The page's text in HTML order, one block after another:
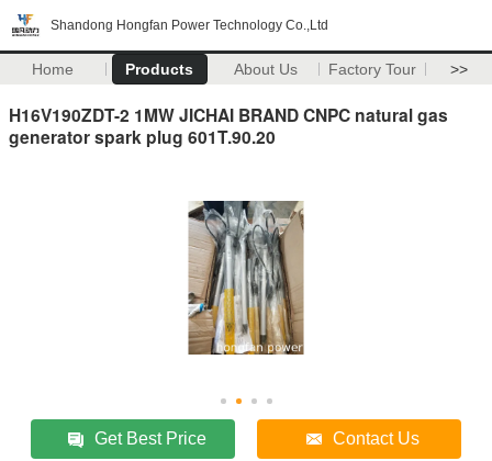
Shandong Hongfan Power Technology Co.,Ltd
Home Products About Us Factory Tour >>
H16V190ZDT-2 1MW JICHAI BRAND CNPC natural gas
generator spark plug 601T.90.20
Get Best Price Contact Us